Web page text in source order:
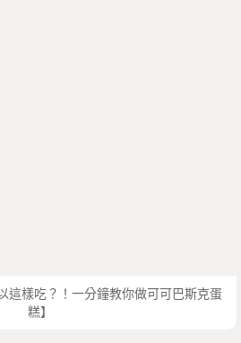
這樣吃？！一分鐘教你做可可巴斯克蛋
糕】